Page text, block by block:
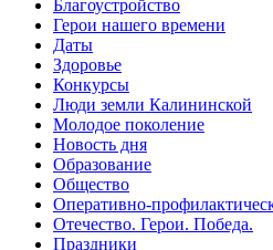
Благоустройство
Герои нашего времени
Даты
Здоровье
Конкурсы
Люди земли Калининской
Молодое поколение
Новость дня
Образование
Общество
Оперативно-
Отечество. Герои. Победа.
Праздники